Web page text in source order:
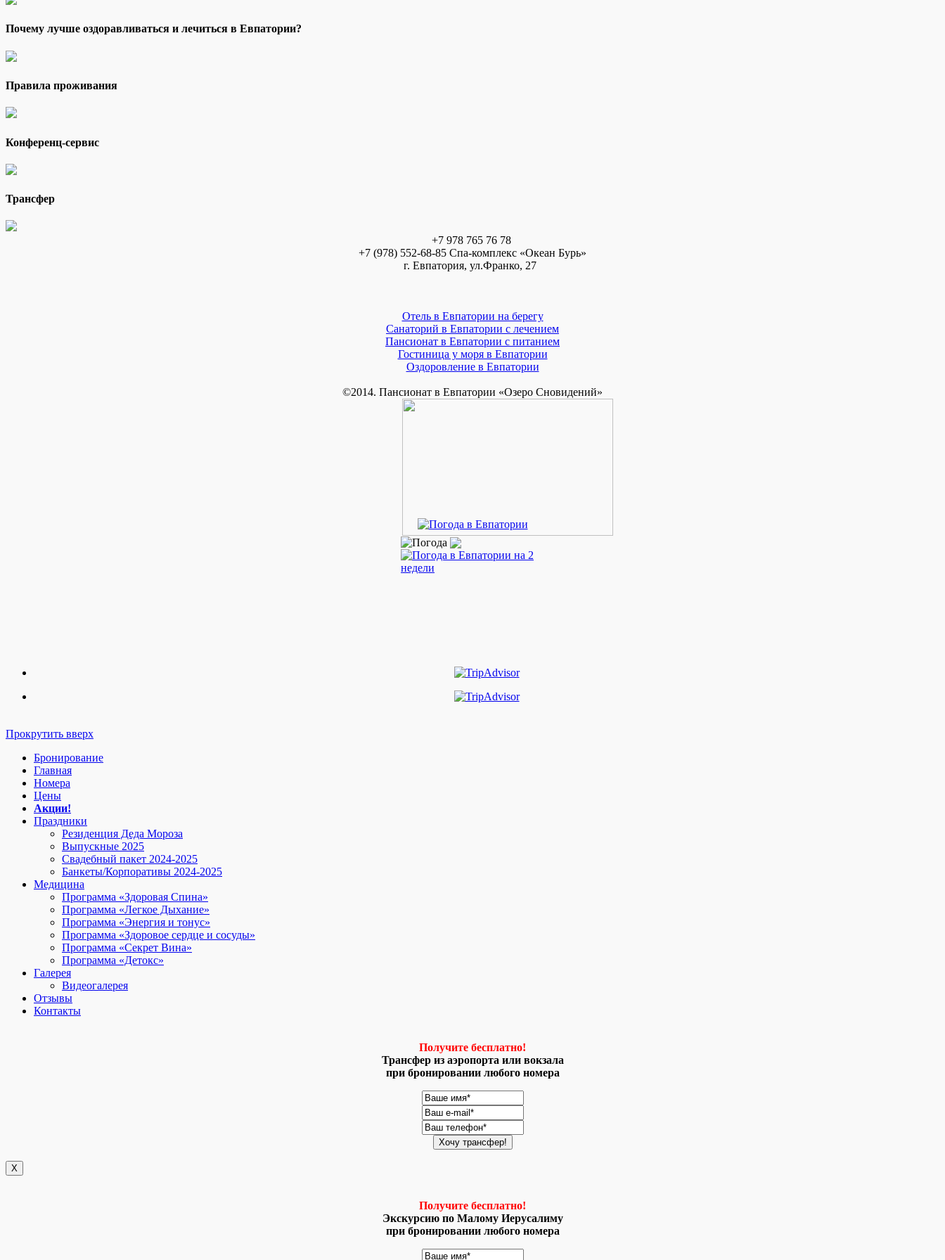
Почему лучше оздоравливаться и лечиться в Евпатории?
Правила проживания
Конференц-сервис
Трансфер
+7 978 765 76 78
+7 (978) 552-68-85 Спа-комплекс «Океан Бурь»
г. Евпатория, ул.Франко, 27
Отель в Евпатории на берегу
Санаторий в Евпатории с лечением
Пансионат в Евпатории с питанием
Гостиница у моря в Евпатории
Оздоровление в Евпатории
©2014. Пансионат в Евпатории «Озеро Сновидений»
Прокрутить вверх
Бронирование
Главная
Номера
Цены
Акции!
Праздники
Резиденция Деда Мороза
Выпускные 2025
Свадебный пакет 2024-2025
Банкеты/Корпоративы 2024-2025
Медицина
Программа «Здоровая Спина»
Программа «Легкое Дыхание»
Программа «Энергия и тонус»
Программа «Здоровое сердце и сосуды»
Программа «Секрет Вина»
Программа «Детокс»
Галерея
Видеогалерея
Отзывы
Контакты
Получите бесплатно!
Трансфер из аэропорта или вокзала
при бронировании любого номера
X
Получите бесплатно!
Экскурсию по Малому Иерусалиму
при бронировании любого номера